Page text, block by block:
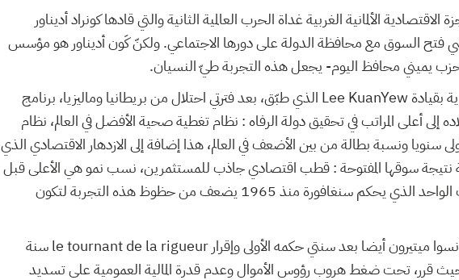
الألمانية الغربية غداة الحرب العالمية الثانية والتي قادها كونراد أديناور
فتح السوق مع محافظة الدولة على دورها الاجتماعي. ولكنّ كَون أديناور هو مؤسس
يميني محافظ اليوم- يجعل هذه التجربة طيّ النسيان.
كما يقع ذكر التجربة السنغافورية بقيادة Lee KuanYew الذي طبّق، بعد فترتي احتلال من بريطانيا وماليزيا، برنامج
إلى أعلى المراتب في تحقيق دولة الرفاه : نظام تغطية صحية الأفضل في العالم، نظام
سنويا ونسبة بطالة من بين الأضعف في العالم، هذا إضافة إلى الازدهار الاقتصادي الذي
نتيجة سوقها المفتوحة : قطب اقتصادي جاذب للمستثمرين، نسب نمو هي الأعلى قبل
أزمة الكوفيد. لكنّ نظام الحزب الواحد الذي يحكم سنغافورة منذ 1965 يضعف من حظوظ هذه التجربة لتكون
نجد كذلك من يعتبر تجربة فرانسوا ميتيرون أيضا بعد سنتي حكمه الأولى وإقرار le tournant de la rigueur سنة
حيث قرر، تحت ضغط هروب رؤوس الأموال وعدم قدرة المالية العمومية على تسديد